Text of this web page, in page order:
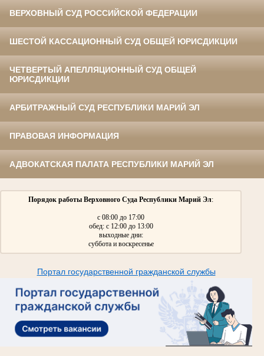
ВЕРХОВНЫЙ СУД РОССИЙСКОЙ ФЕДЕРАЦИИ
ШЕСТОЙ КАССАЦИОННЫЙ СУД ОБЩЕЙ ЮРИСДИКЦИИ
ЧЕТВЕРТЫЙ АПЕЛЛЯЦИОННЫЙ СУД ОБЩЕЙ
ЮРИСДИКЦИИ
АРБИТРАЖНЫЙ СУД РЕСПУБЛИКИ МАРИЙ ЭЛ
ПРАВОВАЯ ИНФОРМАЦИЯ
АДВОКАТСКАЯ ПАЛАТА РЕСПУБЛИКИ МАРИЙ ЭЛ
Порядок работы Верховного Суда Республики Марий Эл:
с 08:00 до 17:00
обед: с 12:00 до 13:00
выходные дни:
суббота и воскресенье
Портал государственной гражданской службы